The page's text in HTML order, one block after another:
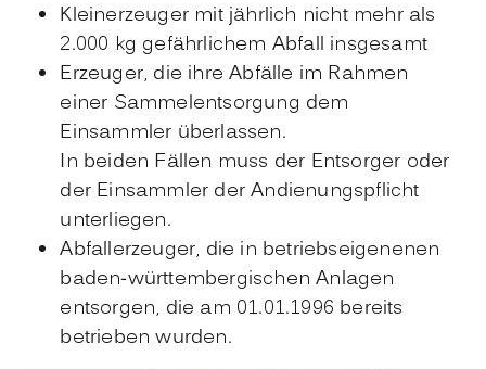
Kleinerzeuger mit jährlich nicht mehr als
2.000 kg gefährlichem Abfall insgesamt
Erzeuger, die ihre Abfälle im Rahmen
einer Sammelentsorgung dem
Einsammler überlassen.
In beiden Fällen muss der Entsorger oder
der Einsammler der Andienungspflicht
unterliegen.
Abfallerzeuger, die in betriebseigenenen
baden-württembergischen Anlagen
entsorgen, die am 01.01.1996 bereits
betrieben wurden.